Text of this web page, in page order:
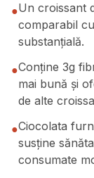
●Un croissant
comparabil
substanțială.
●Conține 3g
mai bună și
de alte
●Ciocolata
susține
consumate